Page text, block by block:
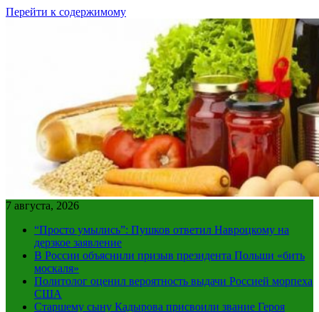
Перейти к содержимому
7 августа, 2026
“Просто умылись”: Пушков ответил Навроцкому на
дерзкое заявление
В России объяснили призыв президента Польши «бить
москаля»
Политолог оценил вероятность выдачи Россией морпеха
США
Старшему сыну Кадырова присвоили звание Героя